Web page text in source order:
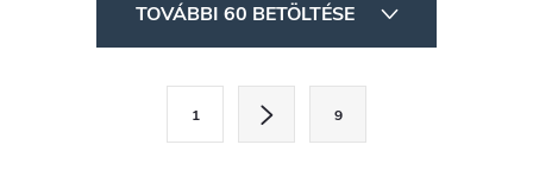
TOVÁBBI 60 BETÖLTÉSE
1 9